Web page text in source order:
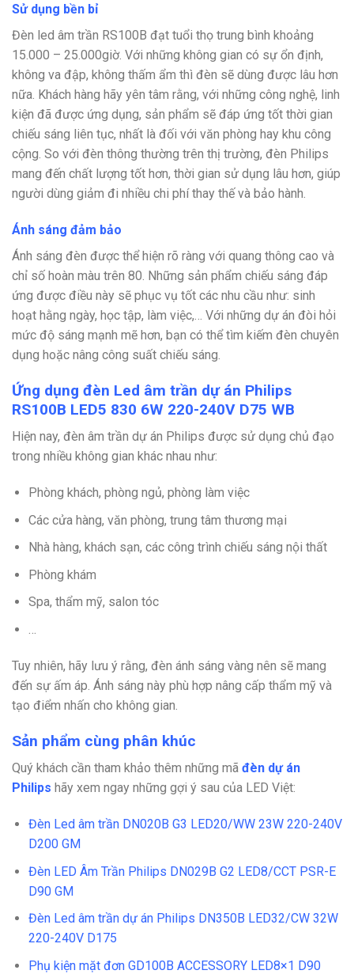
Sử dụng bền bỉ
Đèn led âm trần RS100B đạt tuổi thọ trung bình khoảng
15.000 – 25.000giờ. Với những không gian có sự ổn định,
không va đập, không thấm ẩm thì đèn sẽ dùng được lâu hơn
nữa. Khách hàng hãy yên tâm rằng, với những công nghệ, linh
kiện đã được ứng dụng, sản phẩm sẽ đáp ứng tốt thời gian
chiếu sáng liên tục, nhất là đối với văn phòng hay khu công
cộng. So với đèn thông thường trên thị trường, đèn Philips
mang đến chất lượng tốt hơn, thời gian sử dụng lâu hơn, giúp
người dùng giảm đi nhiều chi phí thay thế và bảo hành.
Ánh sáng đảm bảo
Ánh sáng đèn được thể hiện rõ ràng với quang thông cao và
chỉ số hoàn màu trên 80. Những sản phẩm chiếu sáng đáp
ứng được điều này sẽ phục vụ tốt các nhu cầu như: sinh
hoạt hằng ngày, học tập, làm việc,… Với những dự án đòi hỏi
mức độ sáng mạnh mẽ hơn, bạn có thể tìm kiếm đèn chuyên
dụng hoặc nâng công suất chiếu sáng.
Ứng dụng đèn Led âm trần dự án Philips
RS100B LED5 830 6W 220-240V D75 WB
Hiện nay, đèn âm trần dự án Philips được sử dụng chủ đạo
trong nhiều không gian khác nhau như:
Phòng khách, phòng ngủ, phòng làm việc
Các cửa hàng, văn phòng, trung tâm thương mại
Nhà hàng, khách sạn, các công trình chiếu sáng nội thất
Phòng khám
Spa, thẩm mỹ, salon tóc
…
Tuy nhiên, hãy lưu ý rằng, đèn ánh sáng vàng nên sẽ mang
đến sự ấm áp. Ánh sáng này phù hợp nâng cấp thẩm mỹ và
tạo điểm nhấn cho không gian.
Sản phẩm cùng phân khúc
Quý khách cần tham khảo thêm những mã đèn dự án
Philips hãy xem ngay những gợi ý sau của LED Việt:
Đèn Led âm trần DN020B G3 LED20/WW 23W 220-240V
D200 GM
Đèn LED Âm Trần Philips DN029B G2 LED8/CCT PSR-E
D90 GM
Đèn Led âm trần dự án Philips DN350B LED32/CW 32W
220-240V D175
Phụ kiện mặt đơn GD100B ACCESSORY LED8×1 D90